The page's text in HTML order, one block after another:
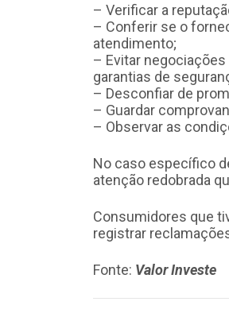
– Verificar a
– Conferir se o
atendimento;
– Evitar
garantias de
– Desconfiar de
– Guardar
– Observar as
No caso específico
atenção redobrada
Consumidores que
registrar
Fonte: Valor Investe